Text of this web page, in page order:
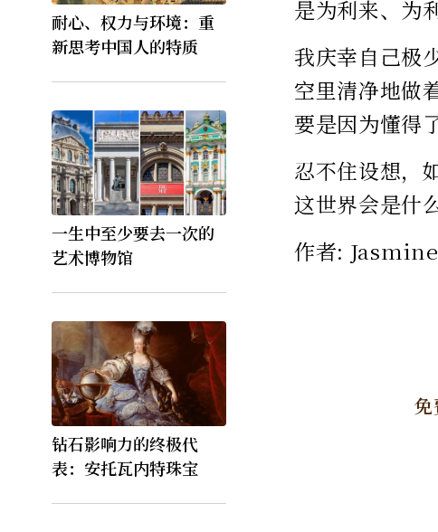
耐心、权力与环境：重
新思考中国人的特质
一生中至少要去一次的
艺术博物馆
钻石影响力的终极代
表：安托瓦内特珠宝
是为利来、为
我庆幸自己极
空里清净地做
要是因为懂得
忍不住设想，
这世界会是什
作者: